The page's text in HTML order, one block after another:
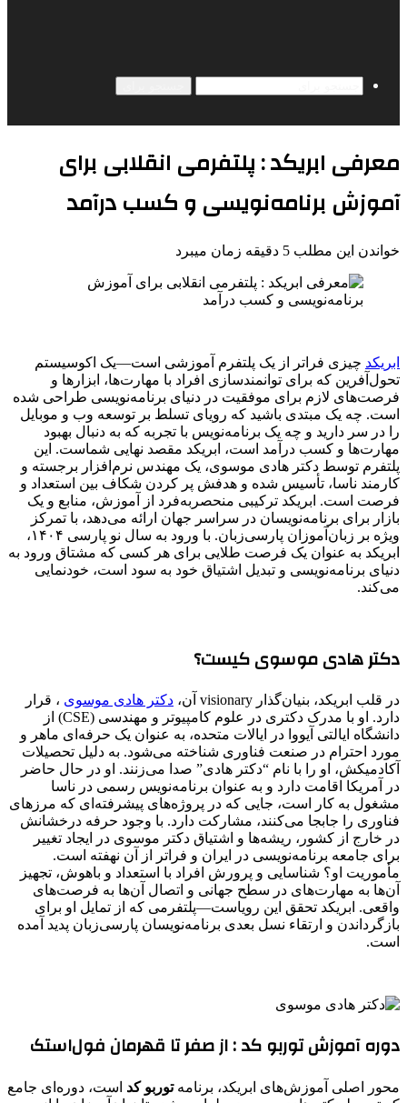
معرفی ابریکد : پلتفرمی انقلابی برای
آموزش برنامه‌نویسی و کسب درآمد
خواندن این مطلب 5 دقیقه زمان میبرد
ابریکد چیزی فراتر از یک پلتفرم آموزشی است—یک اکوسیستم
تحول‌آفرین که برای توانمندسازی افراد با مهارت‌ها، ابزارها و
فرصت‌های لازم برای موفقیت در دنیای برنامه‌نویسی طراحی شده
است. چه یک مبتدی باشید که رویای تسلط بر توسعه وب و موبایل
را در سر دارید و چه یک برنامه‌نویس با تجربه که به دنبال بهبود
مهارت‌ها و کسب درآمد است، ابریکد مقصد نهایی شماست. این
پلتفرم توسط دکتر هادی موسوی، یک مهندس نرم‌افزار برجسته و
کارمند ناسا، تأسیس شده و هدفش پر کردن شکاف بین استعداد و
فرصت است. ابریکد ترکیبی منحصربه‌فرد از آموزش، منابع و یک
بازار برای برنامه‌نویسان در سراسر جهان ارائه می‌دهد، با تمرکز
ویژه بر زبان‌آموزان پارسی‌زبان. با ورود به سال نو پارسی ۱۴۰۴،
ابریکد به عنوان یک فرصت طلایی برای هر کسی که مشتاق ورود به
دنیای برنامه‌نویسی و تبدیل اشتیاق خود به سود است، خودنمایی
می‌کند.
دکتر هادی موسوی کیست؟
در قلب ابریکد، بنیان‌گذار visionary آن، دکتر هادی موسوی ، قرار
دارد. او با مدرک دکتری در علوم کامپیوتر و مهندسی (CSE) از
دانشگاه ایالتی آیووا در ایالات متحده، به عنوان یک حرفه‌ای ماهر و
مورد احترام در صنعت فناوری شناخته می‌شود. به دلیل تحصیلات
آکادمیکش، او را با نام “دکتر هادی” صدا می‌زنند. او در حال حاضر
در آمریکا اقامت دارد و به عنوان برنامه‌نویس رسمی در ناسا
مشغول به کار است، جایی که در پروژه‌های پیشرفته‌ای که مرزهای
فناوری را جابجا می‌کنند، مشارکت دارد. با وجود حرفه درخشانش
در خارج از کشور، ریشه‌ها و اشتیاق دکتر موسوی در ایجاد تغییر
برای جامعه برنامه‌نویسی در ایران و فراتر از آن نهفته است.
مأموریت او؟ شناسایی و پرورش افراد با استعداد و باهوش، تجهیز
آن‌ها به مهارت‌های در سطح جهانی و اتصال آن‌ها به فرصت‌های
واقعی. ابریکد تحقق این رویاست—پلتفرمی که از تمایل او برای
بازگرداندن و ارتقاء نسل بعدی برنامه‌نویسان پارسی‌زبان پدید آمده
است.
دوره آموزش توربو کد : از صفر تا قهرمان فول‌استک
محور اصلی آموزش‌های ابریکد، برنامهتوربو کد است، دوره‌ای جامع